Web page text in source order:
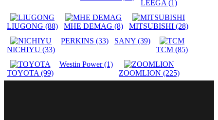
LEEGA (1)
LIUGONG (88) MHE DEMAG (8) MITSUBISHI (28)
NICHIYU (33)
PERKINS (33) SANY (39)
TCM (85)
TOYOTA (99)
Westin Power(1)
ZOOMLION (225)